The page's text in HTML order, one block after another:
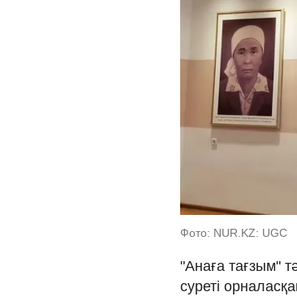
Фото: NUR.KZ: UGC
"Анаға тағзым"
суреті